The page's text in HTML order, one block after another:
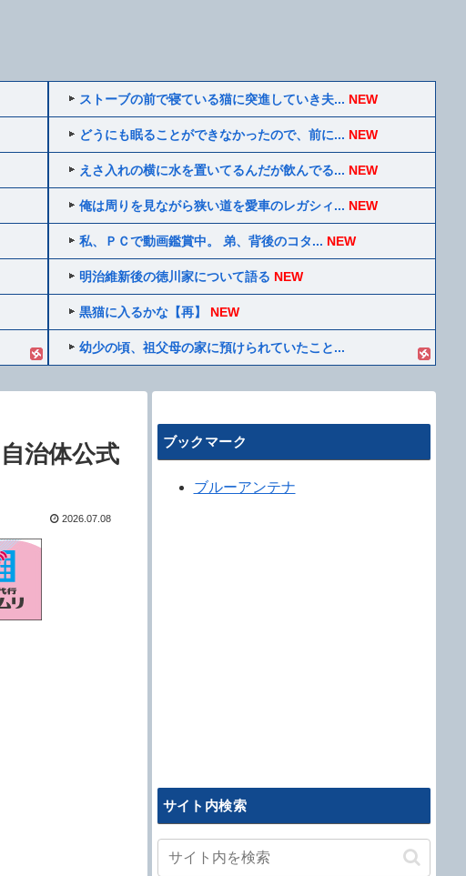
ストーブの前で寝ている猫に突進していき夫... NEW
どうにも眠ることができなかったので、前に... NEW
えさ入れの横に水を置いてるんだが飲んでる... NEW
俺は周りを見ながら狭い道を愛車のレガシィ... NEW
私、ＰＣで動画鑑賞中。 弟、背後のコタ... NEW
明治維新後の徳川家について語る NEW
黒猫に入るかな【再】 NEW
幼少の頃、祖父母の家に預けられていたこと...
治体公式
2026.07.08
ブックマーク
ブルーアンテナ
サイト内検索